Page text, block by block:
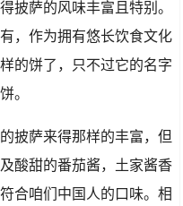
披萨的风味丰富且特别。
，作为拥有悠长饮食文化
的饼了，只不过它的名字
。
披萨来得那样的丰富，但
酸甜的番茄酱，土家酱香
合咱们中国人的口味。相